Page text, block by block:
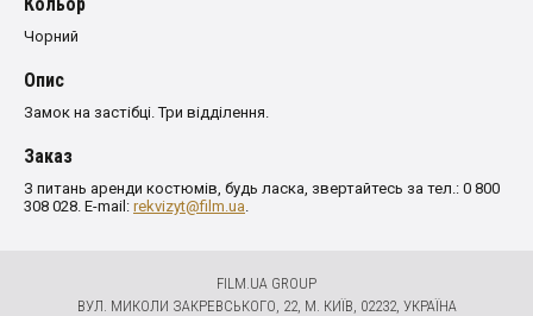
Чорний
Опис
Замок на застібці. Три відділення.
Заказ
З питань аренди костюмів, будь ласка, звертайтесь за тел.: 0 800
308 028. E-mail: rekvizyt@film.ua
FILM.UA GROUP
ВУЛ. МИКОЛИ ЗАКРЕВСЬКОГО, 22, М. КИЇВ, 02232, УКРАЇНА